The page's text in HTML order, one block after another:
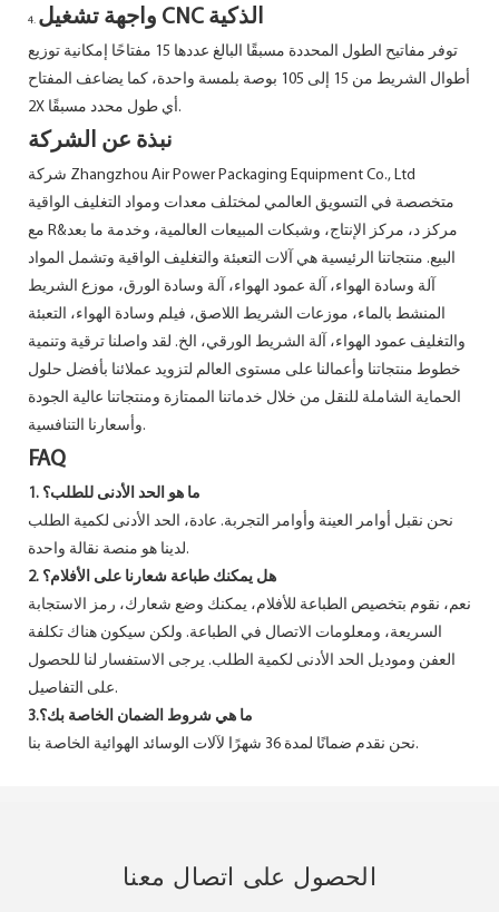
4. واجهة تشغيل CNC الذكية
توفر مفاتيح الطول المحددة مسبقًا البالغ عددها 15 مفتاحًا إمكانية توزيع
أطوال الشريط من 15 إلى 105 بوصة بلمسة واحدة، كما يضاعف المفتاح
2X أي طول محدد مسبقًا.
نبذة عن الشركة
شركة Zhangzhou Air Power Packaging Equipment Co., Ltd
متخصصة في التسويق العالمي لمختلف معدات ومواد التغليف الواقية
مع R&مركز د، مركز الإنتاج، وشبكات المبيعات العالمية، وخدمة ما بعد
البيع. منتجاتنا الرئيسية هي آلات التعبئة والتغليف الواقية وتشمل المواد
آلة وسادة الهواء، آلة عمود الهواء، آلة وسادة الورق، موزع الشريط
المنشط بالماء، موزعات الشريط اللاصق، فيلم وسادة الهواء، التعبئة
والتغليف عمود الهواء، آلة الشريط الورقي، الخ. لقد واصلنا ترقية وتنمية
خطوط منتجاتنا وأعمالنا على مستوى العالم لتزويد عملائنا بأفضل حلول
الحماية الشاملة للنقل من خلال خدماتنا الممتازة ومنتجاتنا عالية الجودة
وأسعارنا التنافسية.
FAQ
1. ما هو الحد الأدنى للطلب؟
نحن نقبل أوامر العينة وأوامر التجربة. عادة، الحد الأدنى لكمية الطلب
لدينا هو منصة نقالة واحدة.
2. هل يمكنك طباعة شعارنا على الأفلام؟
نعم، نقوم بتخصيص الطباعة للأفلام، يمكنك وضع شعارك، رمز الاستجابة
السريعة، ومعلومات الاتصال في الطباعة. ولكن سيكون هناك تكلفة
العفن وموديل الحد الأدنى لكمية الطلب. يرجى الاستفسار لنا للحصول
على التفاصيل.
3.ما هي شروط الضمان الخاصة بك؟
نحن نقدم ضمانًا لمدة 36 شهرًا لآلات الوسائد الهوائية الخاصة بنا.
الحصول على اتصال معنا